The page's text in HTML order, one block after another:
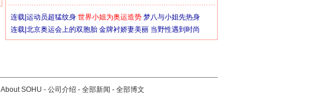
连载| 运动员超猛纹身 世界小姐为奥运造势 梦八与小姐先热身
连载| 北京奥运会上的双胞胎 金牌衬娇妻美丽 当野性遇到时尚
About SOHU - 公司介绍 - 全部新闻 - 全部博文